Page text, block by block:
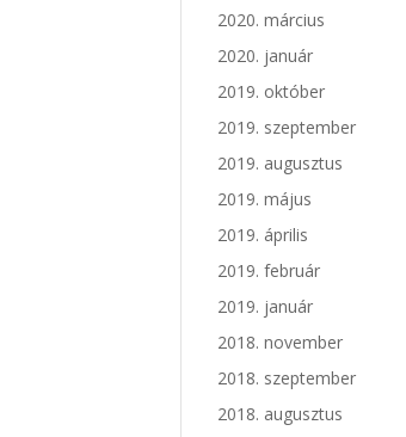
2020. március
2020. január
2019. október
2019. szeptember
2019. augusztus
2019. május
2019. április
2019. február
2019. január
2018. november
2018. szeptember
2018. augusztus